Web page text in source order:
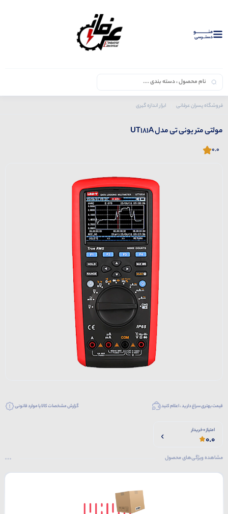
منــــــــــــو
دستــرسی
فروشگاه پسران عرفانی ابزار اندازه گیری
مولتی متر یونی تی مدل UT181A
0.0
قیمت بهتری سراغ دارید ، اعلام کنید گزارش مشخصات کالا یا موارد قانونی
امتیاز 0 خریدار
0.0
مشاهده ویژگی‌های محصول